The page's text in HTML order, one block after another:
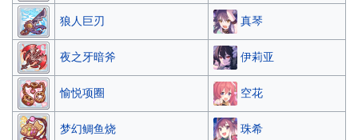
狼人巨刃 真琴
夜之牙暗斧 伊莉亚
愉悦项圈 空花
梦幻鲷鱼烧 珠希